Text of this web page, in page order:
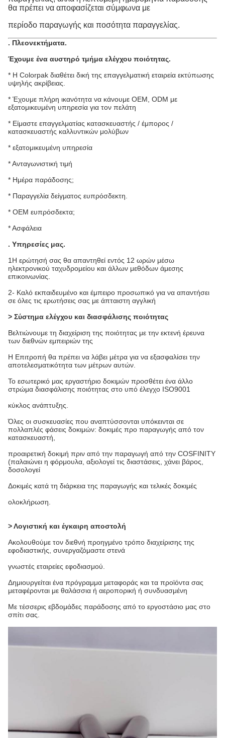
θα πρέπει να αποφασίζεται σύμφωνα με
περίοδο παραγωγής και ποσότητα παραγγελίας.
. Πλεονεκτήματα.
Έχουμε ένα αυστηρό τμήμα ελέγχου ποιότητας.
* Η Colorpak διαθέτει δική της επαγγελματική εταιρεία εκτύπωσης
υψηλής ακρίβειας.
* Έχουμε πλήρη ικανότητα να κάνουμε OEM, ODM με
εξατομικευμένη υπηρεσία για τον πελάτη
* Είμαστε επαγγελματίας κατασκευαστής / έμπορος /
κατασκευαστής καλλυντικών μολύβων
* εξατομικευμένη υπηρεσία
* Ανταγωνιστική τιμή
* Ημέρα παράδοσης;
* Παραγγελία δείγματος ευπρόσδεκτη.
* OEM ευπρόσδεκτα;
* Ασφάλεια
. Υπηρεσίες μας.
1Η ερώτησή σας θα απαντηθεί εντός 12 ωρών μέσω
ηλεκτρονικού ταχυδρομείου και άλλων μεθόδων άμεσης
επικοινωνίας.
2- Καλό εκπαιδευμένο και έμπειρο προσωπικό για να απαντήσει
σε όλες τις ερωτήσεις σας με άπταιστη αγγλική
> Σύστημα ελέγχου και διασφάλισης ποιότητας
Βελτιώνουμε τη διαχείριση της ποιότητας με την εκτενή έρευνα
των διεθνών εμπειριών της
Η Επιτροπή θα πρέπει να λάβει μέτρα για να εξασφαλίσει την
αποτελεσματικότητα των μέτρων αυτών.
Το εσωτερικό μας εργαστήριο δοκιμών προσθέτει ένα άλλο
στρώμα διασφάλισης ποιότητας στο υπό έλεγχο ISO9001
κύκλος ανάπτυξης.
Όλες οι συσκευασίες που αναπτύσσονται υπόκεινται σε
πολλαπλές φάσεις δοκιμών: δοκιμές προ παραγωγής από τον
κατασκευαστή,
προαιρετική δοκιμή πριν από την παραγωγή από την COSFINITY
(παλαιώνει η φόρμουλα, αξιολογεί τις διαστάσεις, χάνει βάρος,
δοσολογεί
Δοκιμές κατά τη διάρκεια της παραγωγής και τελικές δοκιμές
ολοκλήρωση.
> Λογιστική και έγκαιρη αποστολή
Ακολουθούμε τον διεθνή προηγμένο τρόπο διαχείρισης της
εφοδιαστικής, συνεργαζόμαστε στενά
γνωστές εταιρείες εφοδιασμού.
Δημιουργείται ένα πρόγραμμα μεταφοράς και τα προϊόντα σας
μεταφέρονται με θαλάσσια ή αεροπορική ή συνδυασμένη
Με τέσσερις εβδομάδες παράδοσης από το εργοστάσιο μας στο
σπίτι σας.